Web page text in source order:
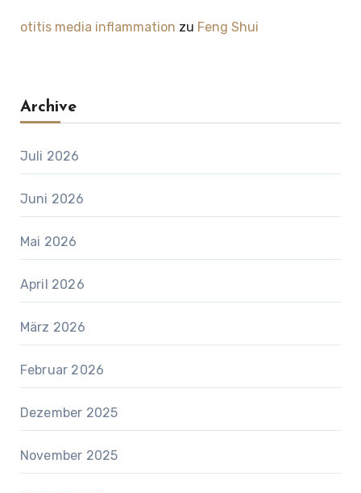
otitis media inflammation zu Feng Shui
Archive
Juli 2026
Juni 2026
Mai 2026
April 2026
März 2026
Februar 2026
Dezember 2025
November 2025